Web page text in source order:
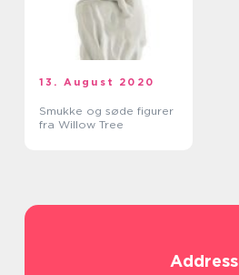
13. August 2020
Smukke og søde figurer
fra Willow Tree
Address